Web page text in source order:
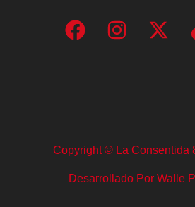
Copyright © La Consentida
Desarrollado Por Walle